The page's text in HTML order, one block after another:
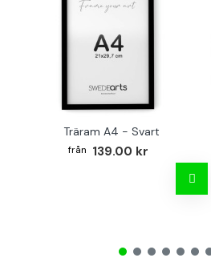
Träram A4 - Svart
139.00 kr